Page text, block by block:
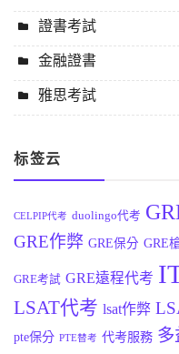
證書考試
金融證書
雅思考試
标签云
CELPIP代考 duolingo代考
GRE作弊 GRE保分 GRE
GRE考試 GRE遠程代考
LSAT代考 lsat作弊
pte保分 PTE替考 代考服務 多